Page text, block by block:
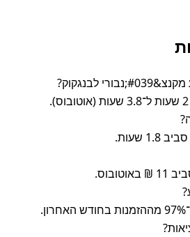
לבנגקוק?
שעות.